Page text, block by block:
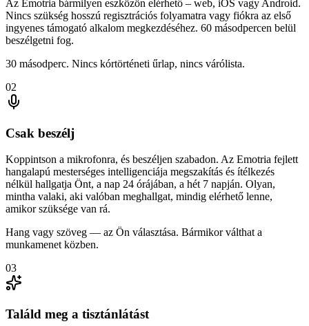
Az Emotria bármilyen eszközön elérhető – web, iOS vagy Android.
Nincs szükség hosszú regisztrációs folyamatra vagy fiókra az első
ingyenes támogató alkalom megkezdéséhez. 60 másodpercen belül
beszélgetni fog.
30 másodperc. Nincs kórtörténeti űrlap, nincs várólista.
02
Csak beszélj
Koppintson a mikrofonra, és beszéljen szabadon. Az Emotria fejlett
hangalapú mesterséges intelligenciája megszakítás és ítélkezés
nélkül hallgatja Önt, a nap 24 órájában, a hét 7 napján. Olyan,
mintha valaki, aki valóban meghallgat, mindig elérhető lenne,
amikor szüksége van rá.
Hang vagy szöveg — az Ön választása. Bármikor válthat a
munkamenet közben.
03
Találd meg a tisztánlátást